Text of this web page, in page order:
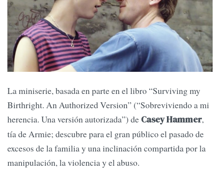
La miniserie, basada en parte en el libro “Surviving my
Birthright. An Authorized Version” (“Sobreviviendo a mi
herencia. Una versión autorizada”) de Casey Hammer,
tía de Armie; descubre para el gran público el pasado de
excesos de la familia y una inclinación compartida por la
manipulación, la violencia y el abuso.